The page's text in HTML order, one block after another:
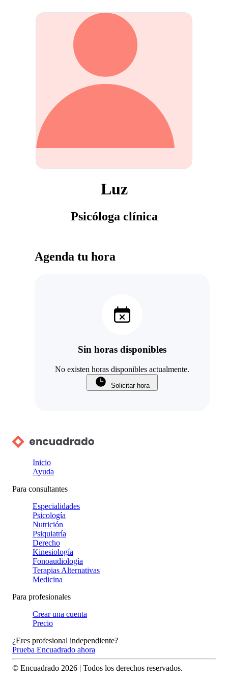
Luz
Psicóloga clínica
Agenda tu hora
Sin horas disponibles
No existen horas disponibles actualmente.
Solicitar hora
Inicio
Ayuda
Para consultantes
Especialidades
Psicología
Nutrición
Psiquiatría
Derecho
Kinesiología
Fonoaudiología
Terapias Alternativas
Medicina
Para profesionales
Crear una cuenta
Precio
¿Eres profesional independiente?
Prueba Encuadrado ahora
© Encuadrado 2026 | Todos los derechos reservados.